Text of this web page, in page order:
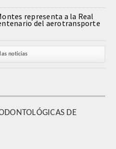
representa a la Real
del aerotransporte
noticias
DE